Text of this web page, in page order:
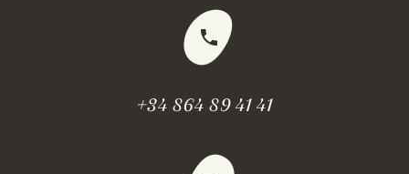
+34 864 89 41 41